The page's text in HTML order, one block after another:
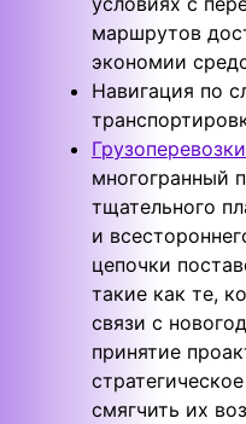
маршрутов
экономии
Навигация по
многогранный
тщательного
и
цепочки
такие как те,
связи с
принятие
смягчить их